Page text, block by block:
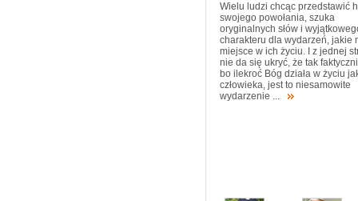
Wielu ludzi chcąc przedstawić
swojego powołania, szuka
oryginalnych słów i
charakteru dla wydarzeń, jakie
miejsce w ich życiu. I z jednej
nie da się ukryć, że tak
bo ilekroć Bóg działa w życiu
człowieka, jest to niesamowite
wydarzenie ...